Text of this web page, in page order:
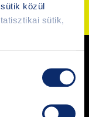
közül
sütik,
név